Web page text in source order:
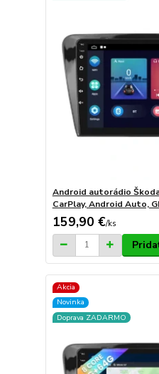
Android autorádio
CarPlay, Android Auto,
159,90 €/ks
Akcia
Novinka
Doprava ZADARMO